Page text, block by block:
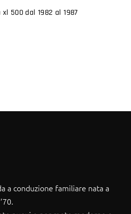
500 dal 1982 al 1987
a conduzione familiare nata a